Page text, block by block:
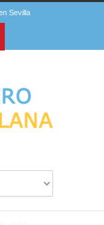
Sevilla